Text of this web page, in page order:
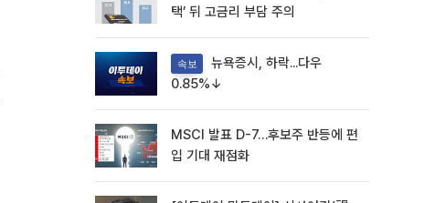
택’ 뒤 고금리 부담 주의
속보
0.85%↓
MSCI 발표 D-7…후보주 반등에 편
입 기대 재점화